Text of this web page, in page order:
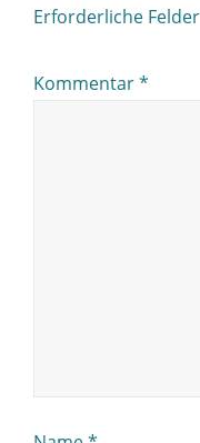
Erforderliche
Kommentar*